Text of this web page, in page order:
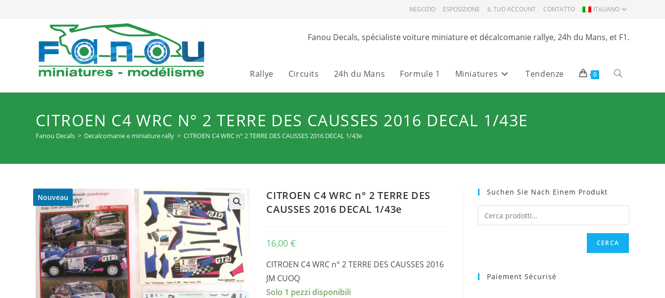
NEGOZIO ESPOSIZIONE IL TUO ACCOUNT CONTATTO ITALIANO
Fanou Decals, spécialiste voiture miniature et décalcomanie rallye, 24h du Mans, et F1.
Rallye Circuits 24h du Mans Formule 1 Miniatures Tendenze 0 Attiva/disattiva
web
CITROEN C4 WRC N° 2 TERRE DES CAUSSES 2016 DECAL 1/43E
Fanou Decals > Decalcomanie e miniature rally > CITROEN C4 WRC n° 2 TERRE DES CAUSSES 2016 DECAL 1/43e
🔍
Nouveau
CITROEN C4 WRC n° 2 TERRE DES
CAUSSES 2016 DECAL 1/43e
16,00€
CITROEN C4 WRC n° 2 TERRE DES CAUSSES 2016
JM CUOQ
Solo 1 pezzi disponibili
Suchen Sie Nach Einem Produkt
CERCA
Paiement Sécurisé